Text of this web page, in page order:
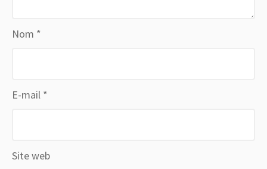
Nom *
E-mail *
Site web